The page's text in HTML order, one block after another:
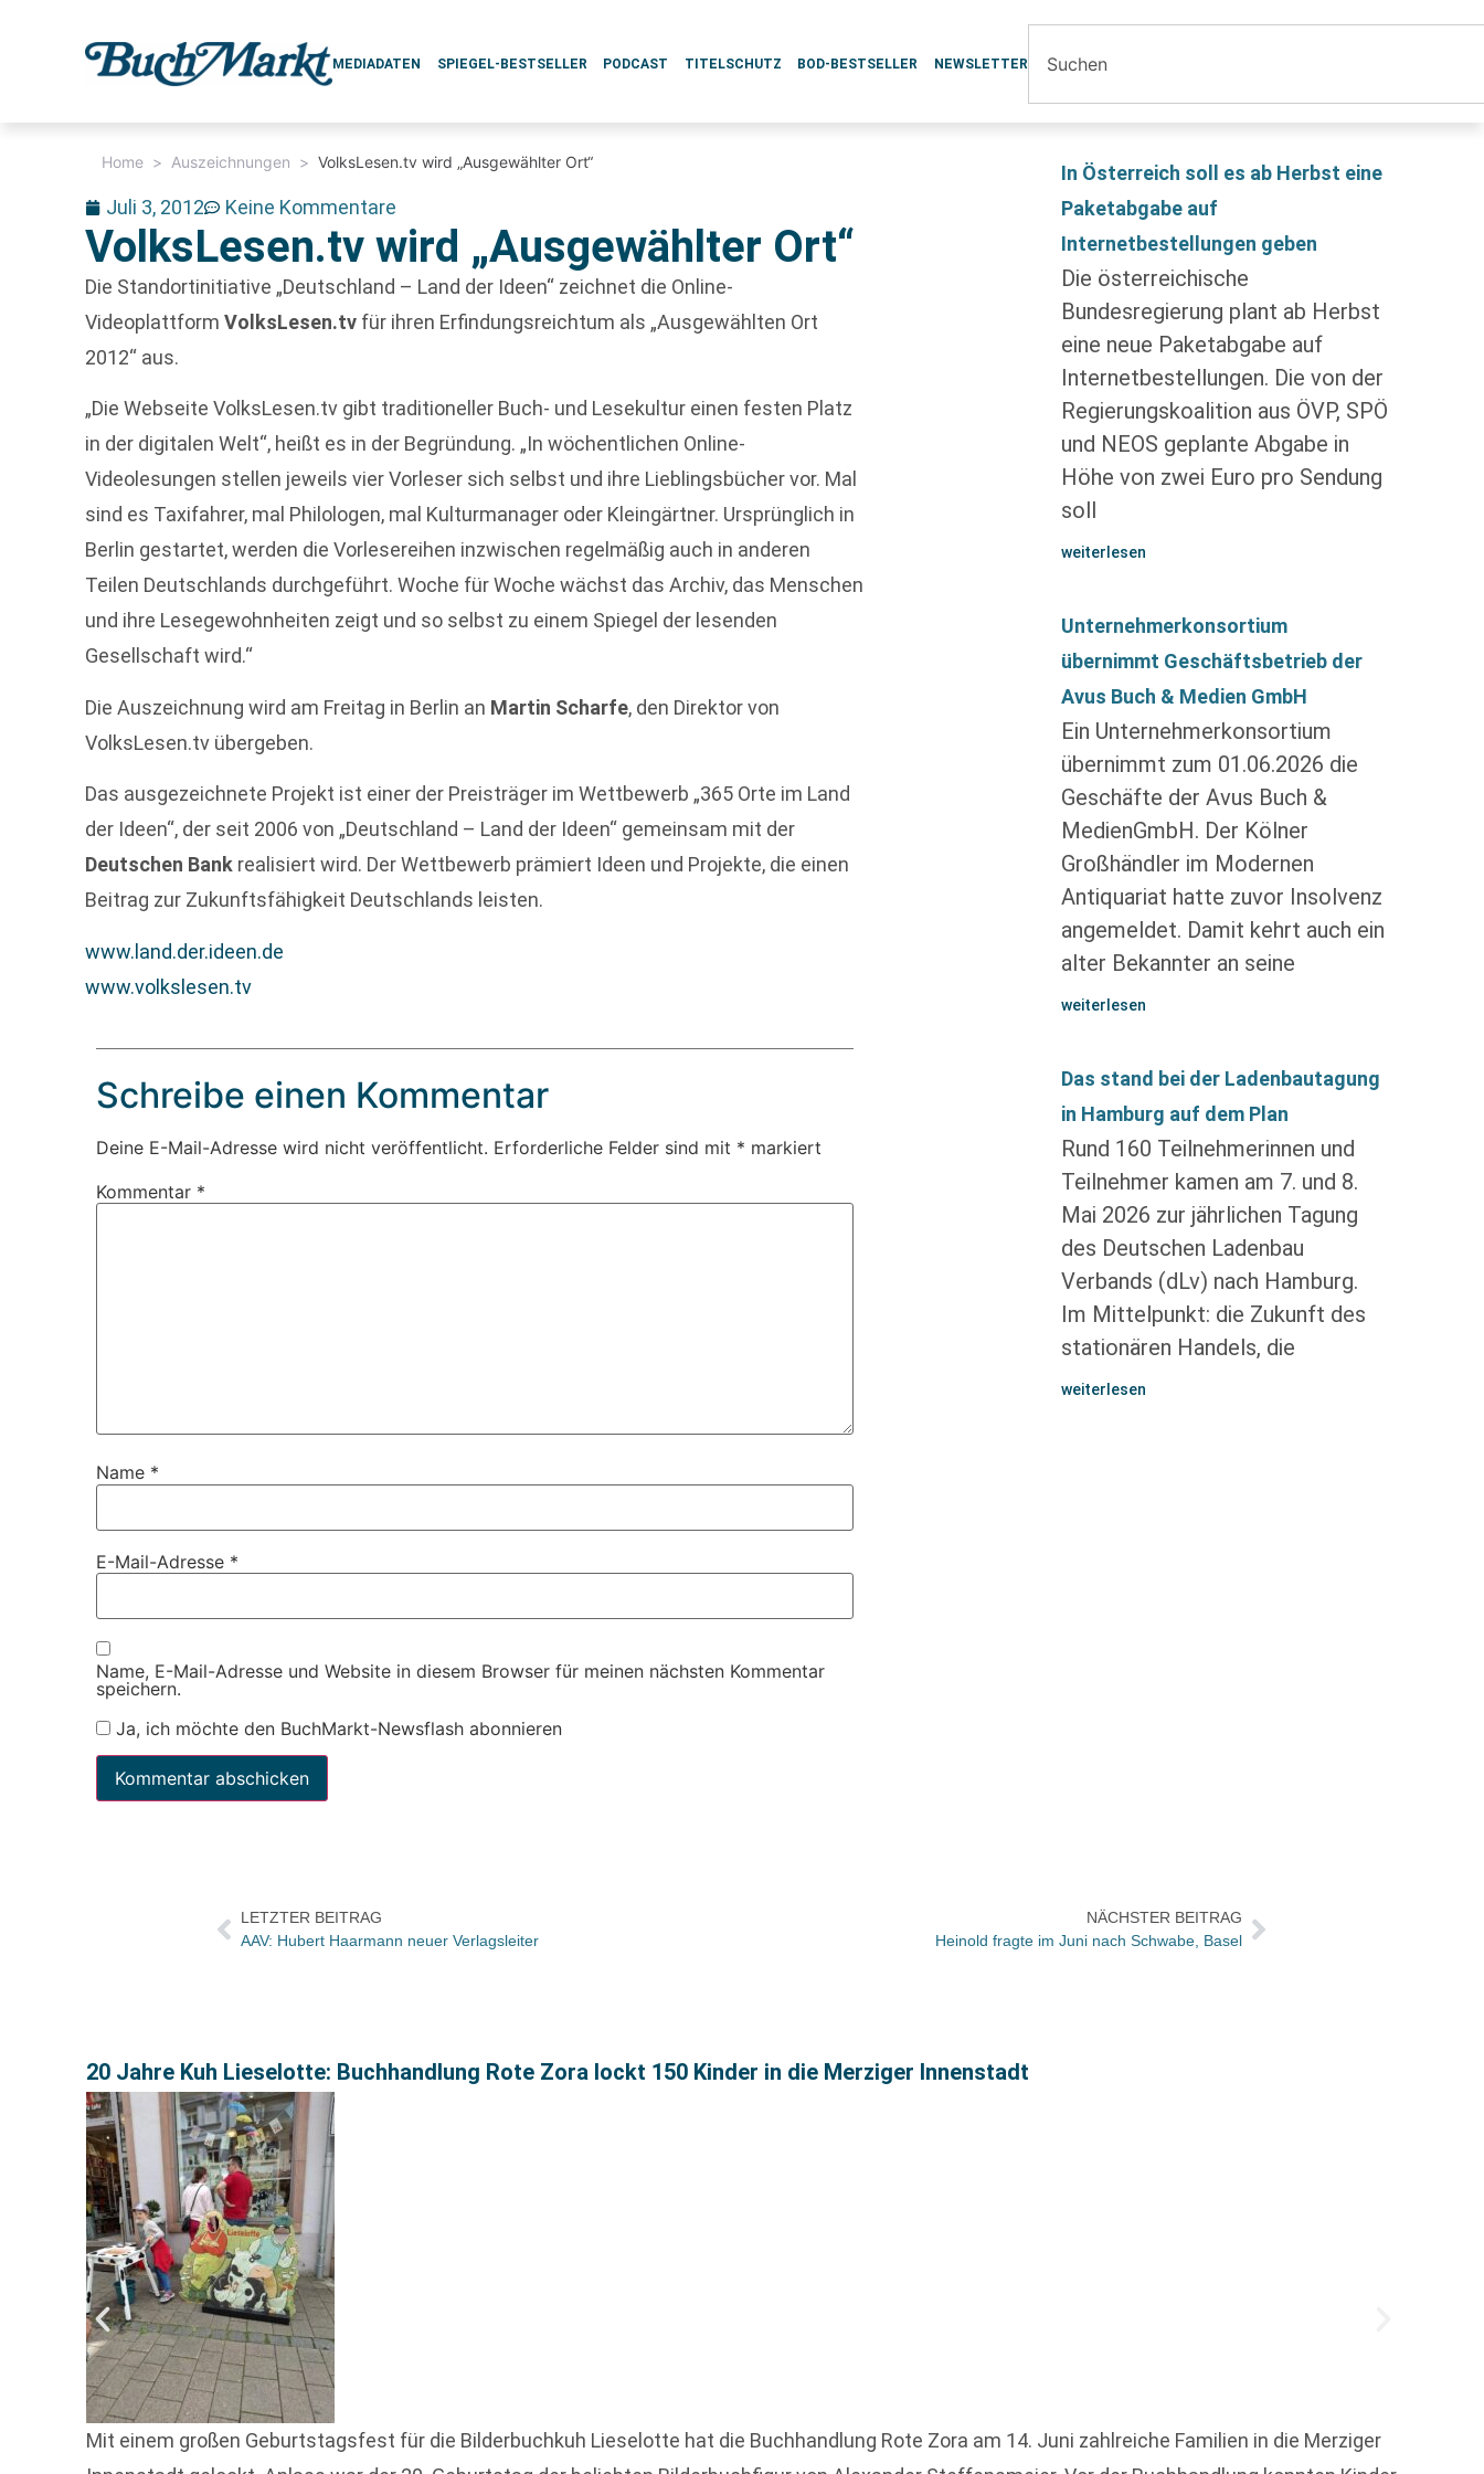
MEDIADATEN SPIEGEL-BESTSELLER PODCAST TITELSCHUTZ BOD-BESTSELLER NEWSLETTER
Home > Auszeichnungen > VolksLesen.tv wird „Ausgewählter Ort“
Juli 3, 2012 Keine Kommentare
VolksLesen.tv wird „Ausgewählter Ort“
Die Standortinitiative „Deutschland – Land der Ideen“ zeichnet die Online-
VideoplattformVolksLesen.tv für ihren Erfindungsreichtum als „Ausgewählten Ort
2012“ aus.
„Die Webseite VolksLesen.tv gibt traditioneller Buch- und Lesekultur einen festen Platz
in der digitalen Welt“, heißt es in der Begründung. „In wöchentlichen Online-
Videolesungen stellen jeweils vier Vorleser sich selbst und ihre Lieblingsbücher vor. Mal
sind es Taxifahrer, mal Philologen, mal Kulturmanager oder Kleingärtner. Ursprünglich in
Berlin gestartet, werden die Vorlesereihen inzwischen regelmäßig auch in anderen
Teilen Deutschlands durchgeführt. Woche für Woche wächst das Archiv, das Menschen
und ihre Lesegewohnheiten zeigt und so selbst zu einem Spiegel der lesenden
Gesellschaft wird.“
Die Auszeichnung wird am Freitag in Berlin an Martin Scharfe, den Direktor von
VolksLesen.tv übergeben.
Das ausgezeichnete Projekt ist einer der Preisträger im Wettbewerb „365 Orte im Land
der Ideen“, der seit 2006 von „Deutschland – Land der Ideen“ gemeinsam mit der
Deutschen Bank realisiert wird. Der Wettbewerb prämiert Ideen und Projekte, die einen
Beitrag zur Zukunftsfähigkeit Deutschlands leisten.
www.land.der.ideen.de
www.volkslesen.tv
Schreibe einen Kommentar
Deine E-Mail-Adresse wird nicht veröffentlicht. Erforderliche Felder sind mit * markiert
Kommentar *
Name *
E-Mail-Adresse *
Name, E-Mail-Adresse und Website in diesem Browser für meinen nächsten Kommentar
speichern.
Ja, ich möchte den BuchMarkt-Newsflash abonnieren
In Österreich soll es ab Herbst eine
Paketabgabe auf
Internetbestellungen geben
Die österreichische
Bundesregierung plant ab Herbst
eine neue Paketabgabe auf
Internetbestellungen. Die von der
Regierungskoalition aus ÖVP, SPÖ
und NEOS geplante Abgabe in
Höhe von zwei Euro pro Sendung
soll
weiterlesen
Unternehmerkonsortium
übernimmt Geschäftsbetrieb der
Avus Buch & Medien GmbH
Ein Unternehmerkonsortium
übernimmt zum 01.06.2026 die
Geschäfte der Avus Buch &
MedienGmbH. Der Kölner
Großhändler im Modernen
Antiquariat hatte zuvor Insolvenz
angemeldet. Damit kehrt auch ein
alter Bekannter an seine
weiterlesen
Das stand bei der Ladenbautagung
in Hamburg auf dem Plan
Rund 160 Teilnehmerinnen und
Teilnehmer kamen am 7. und 8.
Mai 2026 zur jährlichen Tagung
des Deutschen Ladenbau
Verbands (dLv) nach Hamburg.
Im Mittelpunkt: die Zukunft des
stationären Handels, die
weiterlesen
LETZTER BEITRAG
AAV: Hubert Haarmann neuer Verlagsleiter
NÄCHSTER BEITRAG
Heinold fragte im Juni nach Schwabe, Basel
20 Jahre Kuh Lieselotte: Buchhandlung Rote Zora lockt 150 Kinder in die Merziger Innenstadt
Mit einem großen Geburtstagsfest für die Bilderbuchkuh Lieselotte hat die Buchhandlung Rote Zora am 14. Juni zahlreiche Familien in die Merziger